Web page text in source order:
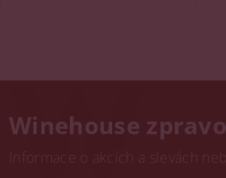
Winehouse
Informace o akcích a slevách